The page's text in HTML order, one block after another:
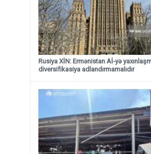
Rusiya XİN: Ermənistan Aİ-yə
diversifikasiya adlandırmamalıdır